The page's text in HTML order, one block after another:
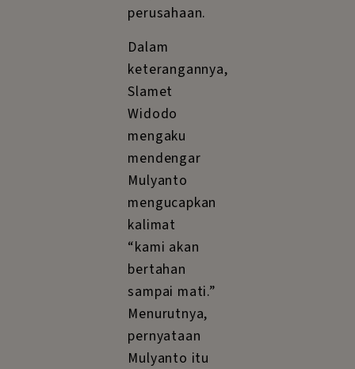
perusahaan.
Dalam
keterangannya,
Slamet
Widodo
mengaku
mendengar
Mulyanto
mengucapkan
kalimat
“kami akan
bertahan
sampai mati.”
Menurutnya,
pernyataan
Mulyanto itu